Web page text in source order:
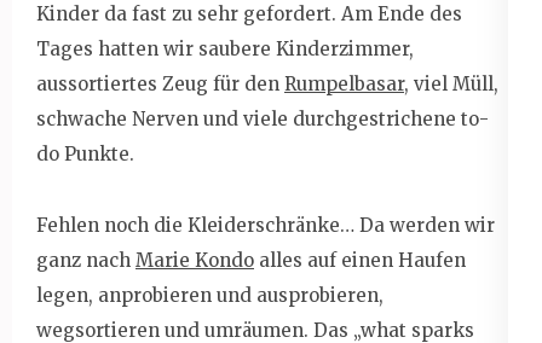
Kinder da fast zu sehr gefordert. Am Ende des
Tages hatten wir saubere Kinderzimmer,
aussortiertes Zeug für den Rumpelbasar, viel Müll,
schwache Nerven und viele durchgestrichene to-
do Punkte.
Fehlen noch die Kleiderschränke… Da werden wir
ganz nach Marie Kondo alles auf einen Haufen
legen, anprobieren und ausprobieren,
wegsortieren und umräumen. Das „what sparks